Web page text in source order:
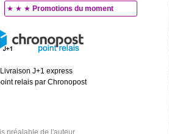
★ ★ ★ Promotions du moment
Livraison J+1 express
relais par Chronopost